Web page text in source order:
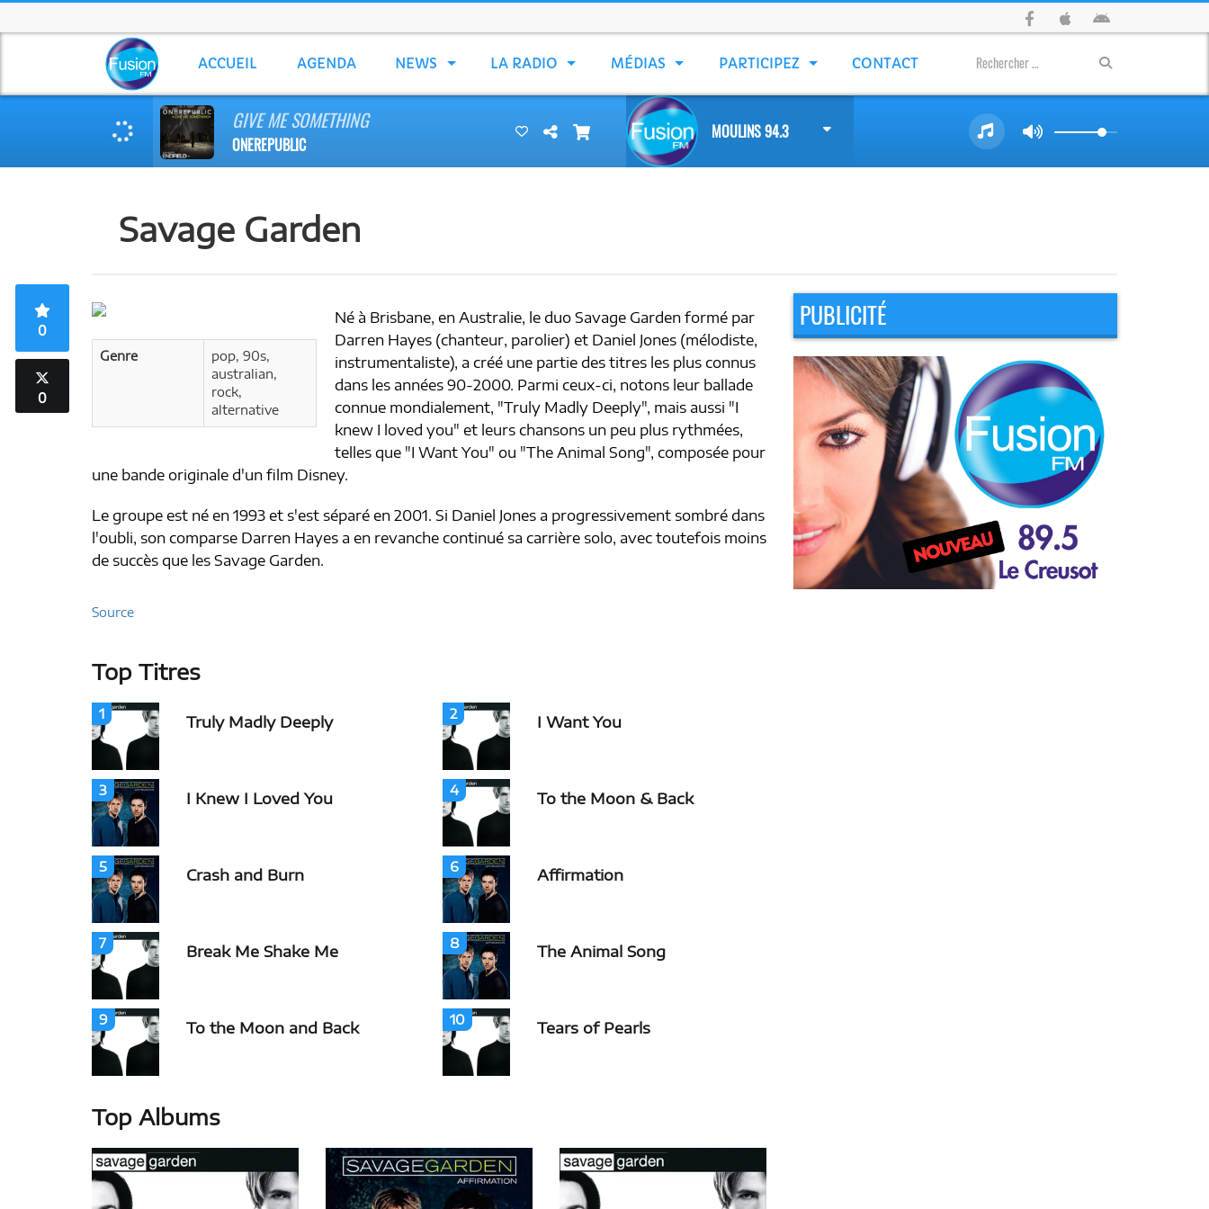
ACCUEIL AGENDA NEWS LA RADIO MÉDIAS PARTICIPEZ CONTACT
GIVE ME SOMETHING
ONEREPUBLIC
MOULINS 94.3
Savage Garden
0
0
Genre
pop, 90s,
australian,
rock,
alternative
Né à Brisbane, en Australie, le duo Savage Garden formé par
Darren Hayes (chanteur, parolier) et Daniel Jones (mélodiste,
instrumentaliste), a créé une partie des titres les plus connus
dans les années 90-2000. Parmi ceux-ci, notons leur ballade
connue mondialement, "Truly Madly Deeply", mais aussi "I
knew I loved you" et leurs chansons un peu plus rythmées,
telles que "I Want You" ou "The Animal Song", composée pour
une bande originale d'un film Disney.
Le groupe est né en 1993 et s'est séparé en 2001. Si Daniel Jones a progressivement sombré dans
l'oubli, son comparse Darren Hayes a en revanche continué sa carrière solo, avec toutefois moins
de succès que les Savage Garden.
Source
Top Titres
1 Truly Madly Deeply 2 I Want You
3 I Knew I Loved You 4 To the Moon & Back
5 Crash and Burn 6 Affirmation
7 Break Me Shake Me 8 The Animal Song
9 To the Moon and Back 10 Tears of Pearls
Top Albums
PUBLICITÉ